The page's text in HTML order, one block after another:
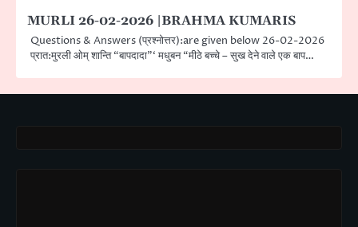
MURLI 26-02-2026 |BRAHMA KUMARIS
Questions & Answers (प्रश्नोत्तर):are given below 26-02-2026
प्रात:मुरली ओम् शान्ति “बापदादा”‘ मधुबन “मीठे बच्चे – सुख देने वाले एक बाप…